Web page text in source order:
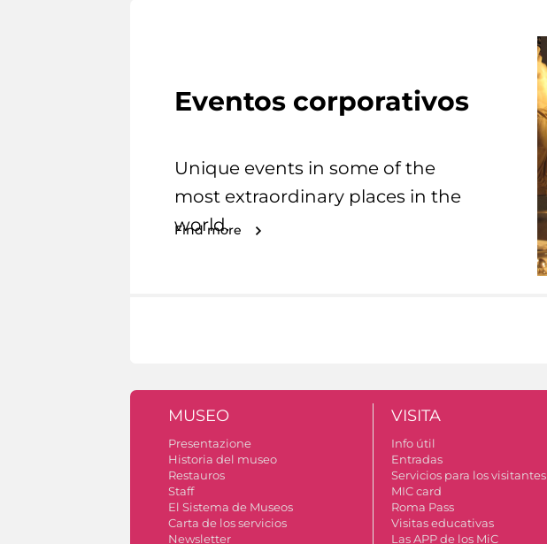
Eventos corporativos
Unique events in some of the
most extraordinary places in the
world.
Find more
MUSEO
Presentazione
Historia del museo
Restauros
Staff
El Sistema de Museos
Carta de los servicios
Newsletter
VISITA
Info útil
Entradas
Servicios para los visitantes
MIC card
Roma Pass
Visitas educativas
Las APP de los MiC